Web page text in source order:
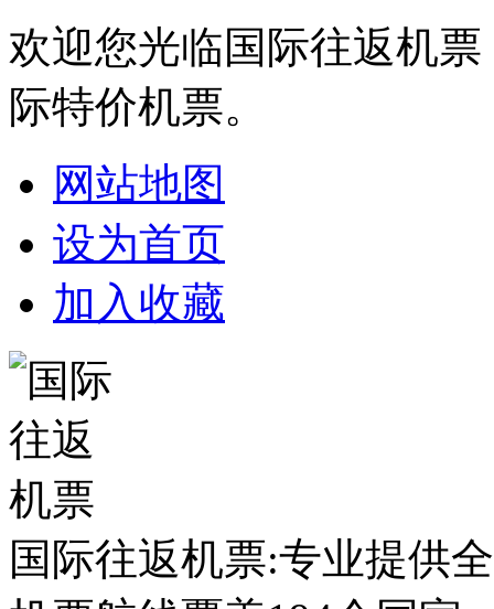
欢迎您光临国际往返机
际特价机票。
网站地图
设为首页
加入收藏
国际往返机票:专业提供